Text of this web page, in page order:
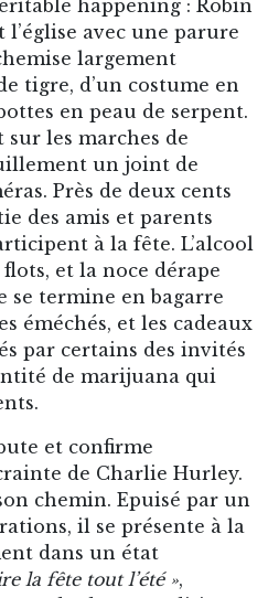
à la fête. L’alcool
et la noce dérape
se termine en bagarre
éméchés, et les cadeaux
par certains des invités
de marijuana qui
et confirme
de Charlie Hurley.
chemin. Epuisé par un
il se présente à la
dans un état
la fête tout l’été » ,
perdu de sa condition
asthme. Il a ralenti
un niveau
1976 – il marque
à Elm Park
Walsall puis Wrexham –
qu’avant. Fin
face à